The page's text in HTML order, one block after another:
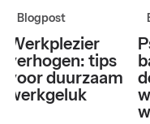
Blogpost
Werkplezier
verhogen: tips
voor duurzaam
werkgeluk